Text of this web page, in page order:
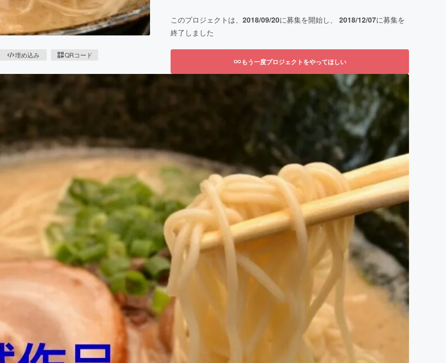
埋め込み QRコード
このプロジェクトは、 2018/09/20に募集を開始し、 2018/12/07に募集を
終了しました
もう一度プロジェクトをやってほしい